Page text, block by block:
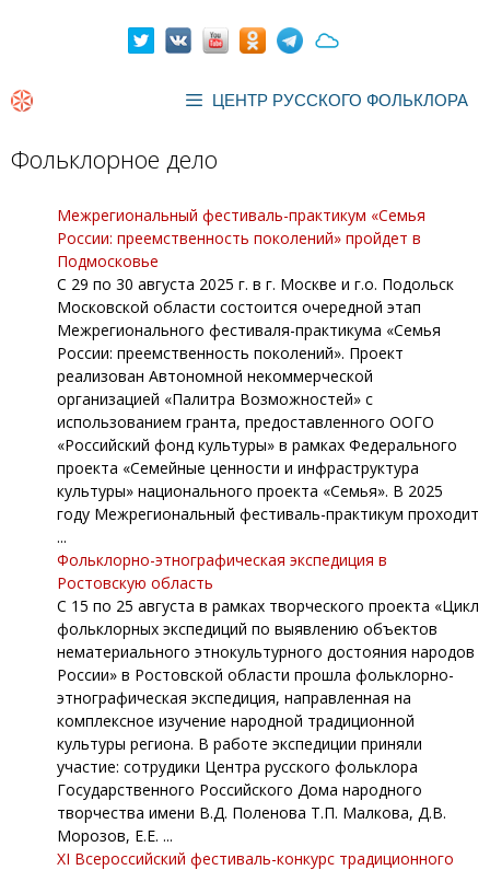
ЦЕНТР РУССКОГО ФОЛЬКЛОРА
Фольклорное дело
Межрегиональный фестиваль-практикум «Семья
России: преемственность поколений» пройдет в
Подмосковье
С 29 по 30 августа 2025 г. в г. Москве и г.о. Подольск
Московской области состоится очередной этап
Межрегионального фестиваля-практикума «Семья
России: преемственность поколений». Проект
реализован Автономной некоммерческой
организацией «Палитра Возможностей» с
использованием гранта, предоставленного ООГО
«Российский фонд культуры» в рамках Федерального
проекта «Семейные ценности и инфраструктура
культуры» национального проекта «Семья». В 2025
году Межрегиональный фестиваль-практикум проходит
...
Фольклорно-этнографическая экспедиция в
Ростовскую область
С 15 по 25 августа в рамках творческого проекта «Цикл
фольклорных экспедиций по выявлению объектов
нематериального этнокультурного достояния народов
России» в Ростовской области прошла фольклорно-
этнографическая экспедиция, направленная на
комплексное изучение народной традиционной
культуры региона. В работе экспедиции приняли
участие: сотрудики Центра русского фольклора
Государственного Российского Дома народного
творчества имени В.Д. Поленова Т.П. Малкова, Д.В.
Морозов, Е.Е. ...
XI Всероссийский фестиваль-конкурс традиционного